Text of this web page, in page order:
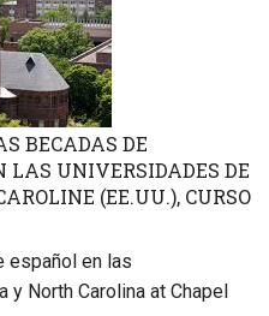
BECADAS DE
LAS UNIVERSIDADES DE
(EE.UU.), CURSO
español en las
North Carolina at Chapel